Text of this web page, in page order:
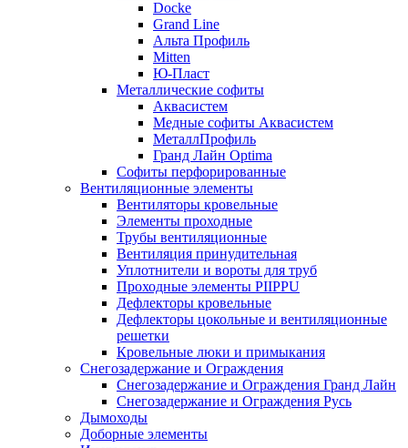
Docke
Grand Line
Альта Профиль
Mitten
Ю-Пласт
Металлические софиты
Аквасистем
Медные софиты Аквасистем
МеталлПрофиль
Гранд Лайн Optima
Софиты перфорированные
Вентиляционные элементы
Вентиляторы кровельные
Элементы проходные
Трубы вентиляционные
Вентиляция принудительная
Уплотнители и вороты для труб
Проходные элементы PIIPPU
Дефлекторы кровельные
Дефлекторы цокольные и вентиляционные
решетки
Кровельные люки и примыкания
Снегозадержание и Ограждения
Снегозадержание и Ограждения Гранд Лайн
Снегозадержание и Ограждения Русь
Дымоходы
Доборные элементы